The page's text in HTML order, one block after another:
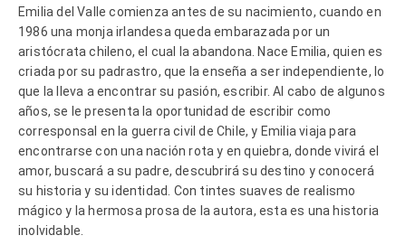
Emilia del Valle comienza antes de su nacimiento, cuando en
1986 una monja irlandesa queda embarazada por un
aristócrata chileno, el cual la abandona. Nace Emilia, quien es
criada por su padrastro, que la enseña a ser independiente, lo
que la lleva a encontrar su pasión, escribir. Al cabo de algunos
años, se le presenta la oportunidad de escribir como
corresponsal en la guerra civil de Chile, y Emilia viaja para
encontrarse con una nación rota y en quiebra, donde vivirá el
amor, buscará a su padre, descubrirá su destino y conocerá
su historia y su identidad. Con tintes suaves de realismo
mágico y la hermosa prosa de la autora, esta es una historia
inolvidable.